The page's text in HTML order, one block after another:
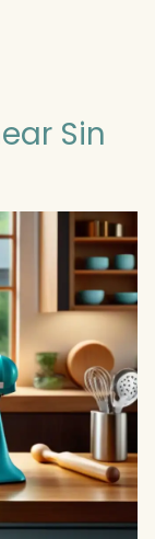
Sin